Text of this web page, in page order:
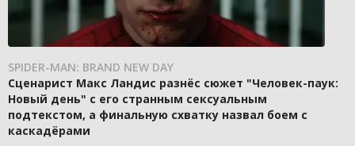
SPIDER-MAN: BRAND NEW DAY
Сценарист Макс Ландис разнёс сюжет "Человек-паук:
Новый день" с его странным сексуальным
подтекстом, а финальную схватку назвал боем с
каскадёрами